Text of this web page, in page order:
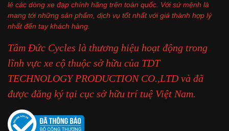
lẻ các dòng xe đạp chính hãng trên toàn quốc. Với sứ mệnh là
mang tới những sản phẩm, dịch vụ tốt nhất với giá thành hợp lý
nhất đến tay khách hàng.
Tâm Đức Cycles là thương hiệu hoạt động trong
lĩnh vực xe cộ thuộc sở hữu của TDT
TECHNOLOGY PRODUCTION CO.,LTD và đã
được đăng ký tại cục sở hữu trí tuệ Việt Nam.